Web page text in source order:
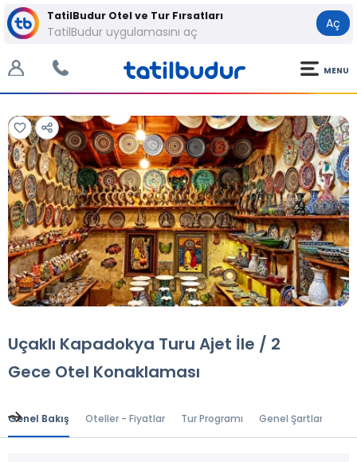
TatilBudur Otel ve Tur Fırsatları
TatilBudur uygulamasını aç
Aç
MENU
Tüm Fotoğraflar
Uçaklı Kapadokya Turu Ajet İle / 2
Gece Otel Konaklaması
Genel Bakış Oteller - Fiyatlar Tur Programı Genel Şartlar